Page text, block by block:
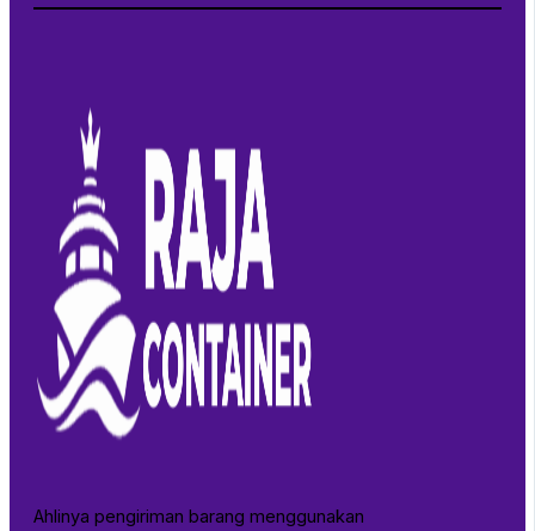
Ahlinya pengiriman barang menggunakan